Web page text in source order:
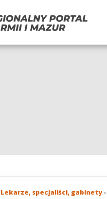
Lekarze, specjaliści, gabinety»